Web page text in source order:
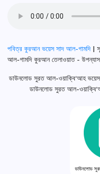
পবিত্র কুরআন ভয়েস সাদ আল-গামদি|
আল-গামদি কুরআন তেলাওয়াত -
ডাউনলোড সুরত আল-ওয়াক্বি‘আহ ভয়েস
ডাউনলোড সুরত আল-
ডাউনলোড